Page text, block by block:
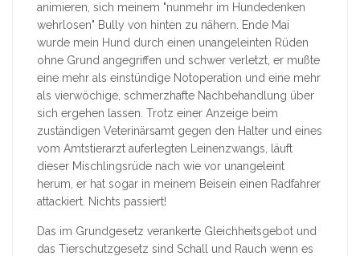
animieren, sich meinem "nunmehr im Hundedenken
wehrlosen" Bully von hinten zu nähern. Ende Mai
wurde mein Hund durch einen unangeleinten Rüden
ohne Grund angegriffen und schwer verletzt, er mußte
eine mehr als einstündige Notoperation und eine mehr
als vierwöchige, schmerzhafte Nachbehandlung über
sich ergehen lassen. Trotz einer Anzeige beim
zuständigen Veterinärsamt gegen den Halter und eines
vom Amtstierarzt auferlegten Leinenzwangs, läuft
dieser Mischlingsrüde nach wie vor unangeleint
herum, er hat sogar in meinem Beisein einen Radfahrer
attackiert. Nichts passiert!
Das im Grundgesetz verankerte Gleichheitsgebot und
das Tierschutzgesetz sind Schall und Rauch wenn es